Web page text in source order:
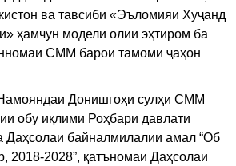
ва тавсиби «Эъломияи Хуҷанд
ҳамчун модели олии эҳтиром ба
СММ барои тамоми ҷаҳон
Донишгоҳи сулҳи СММ
обу иқлими Роҳбари давлати
Даҳсолаи байналмилалии амал “Об
2018-2028”, қатъномаи Даҳсолаи